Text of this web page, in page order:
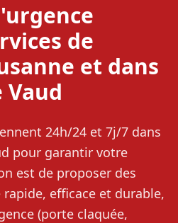
de
et dans
Vaud
24h/24 et 7j/7 dans
pour garantir votre
est de proposer des
efficace et durable,
(porte claquée,